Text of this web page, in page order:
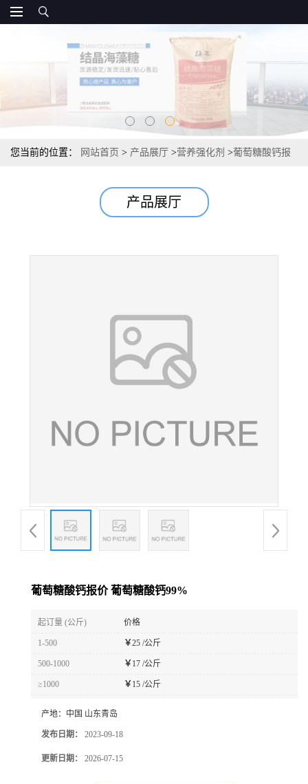
您当前的位置： 网站首页 > 产品展厅 >营养强化剂 >葡萄糖酸钙报
产品展厅
葡萄糖酸钙报价 葡萄糖酸钙99%
起订量 (公斤) 价格
1-500 ￥25 /公斤
500-1000 ￥ 17 /公斤
≥1000 ￥ 15 /公斤
产地： 中国 山东青岛
发布日期： 2023-09-18
更新日期： 2026-07-15